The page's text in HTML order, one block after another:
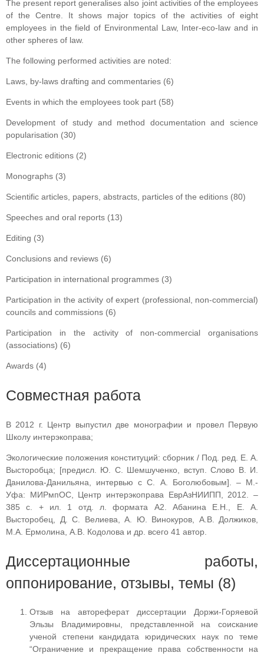
The present report generalises also joint activities of the employees
of the Centre. It shows major topics of the activities of eight
employees in the field of Environmental Law, Inter-eco-law and in
other spheres of law.
The following performed activities are noted:
Laws, by-laws drafting and commentaries (6)
Events in which the employees took part (58)
Development of study and method documentation and science
popularisation (30)
Electronic editions (2)
Monographs (3)
Scientific articles, papers, abstracts, particles of the editions (80)
Speeches and oral reports (13)
Editing (3)
Conclusions and reviews (6)
Participation in international programmes (3)
Participation in the activity of expert (professional, non-commercial)
councils and commissions (6)
Participation in the activity of non-commercial organisations
(associations) (6)
Awards (4)
Совместная работа
В 2012 г. Центр выпустил две монографии и провел Первую
Школу интерэкоправа;
Экологические положения конституций: сборник / Под. ред. Е. А.
Высторобца; [предисл. Ю. С. Шемшученко, вступ. Слово В. И.
Данилова-Данильяна, интервью с С. А. Боголюбовым]. – М.-
Уфа: МИРмпОС, Центр интерэкоправа ЕврАзНИИПП, 2012. –
385 с. + ил. 1 отд. л. формата А2. Абанина Е.Н., Е. А.
Высторобец, Д. С. Велиева, А. Ю. Винокуров, А.В. Должиков,
М.А. Ермолина, А.В. Кодолова и др. всего 41 автор.
Диссертационные работы,
оппонирование, отзывы, темы (8)
Отзыв на автореферат диссертации Доржи-Горяевой
Эльзы Владимировны, представленной на соискание
ученой степени кандидата юридических наук по теме
“Ограничение и прекращение права собственности на